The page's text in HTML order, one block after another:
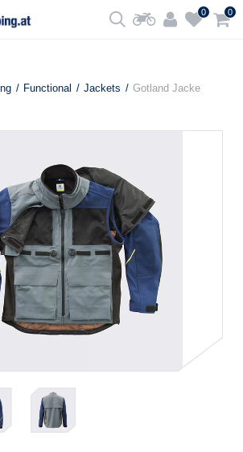
0 0
Functional Jackets Gotland Jacke